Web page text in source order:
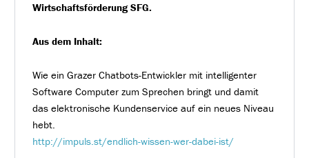
Wirtschaftsförderung SFG.
Aus dem Inhalt:
Wie ein Grazer Chatbots-Entwickler mit intelligenter
Software Computer zum Sprechen bringt und damit
das elektronische Kundenservice auf ein neues Niveau
hebt.
http://impuls.st/endlich-wissen-wer-dabei-ist/